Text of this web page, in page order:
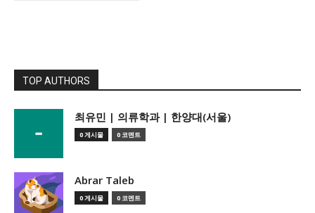
TOP AUTHORS
­최유민 | 의류학과 | 한양대(서울)
0 게시물 0 코멘트
Abrar Taleb
0 게시물 0 코멘트